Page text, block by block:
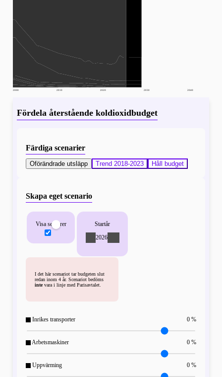
2000 2010 2020 2030 2040
Fördela återstående koldioxidbudget
Färdiga scenarier
Oförändrade utsläpp Trend 2018-2023 Håll budget
Skapa eget scenario
Inrikes transporter 0 %
Arbetsmaskiner 0 %
Uppvärming 0 %
Visa sektorer Startår
2026
I det här scenariot tar budgeten slut
redan inom 4 år. Scenariot bedöms
intevara i linje med Parisavtalet.